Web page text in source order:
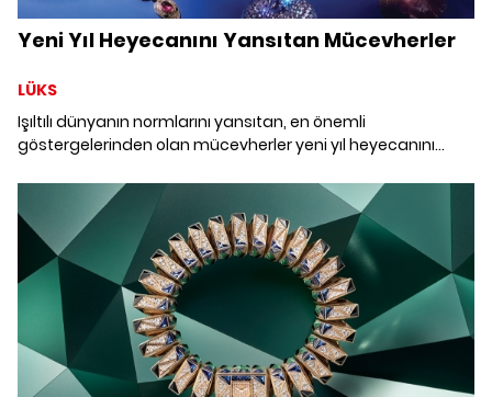
Yeni Yıl Heyecanını Yansıtan Mücevherler
LÜKS
Işıltılı dünyanın normlarını yansıtan, en önemli
göstergelerinden olan mücevherler yeni yıl heyecanını